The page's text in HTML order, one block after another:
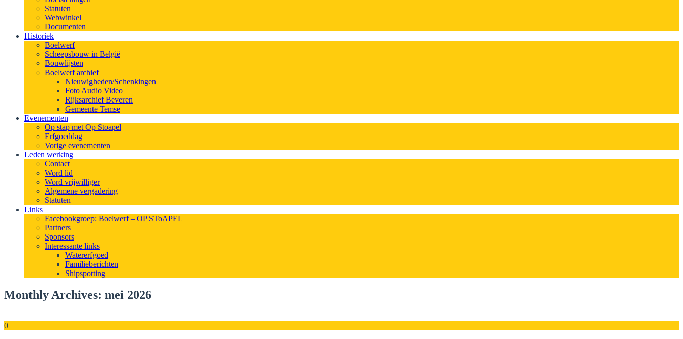
Statuten
Webwinkel
Documenten
Historiek
Boelwerf
Scheepsbouw in België
Bouwlijsten
Boelwerf archief
Nieuwigheden/Schenkingen
Foto Audio Video
Rijksarchief Beveren
Gemeente Temse
Evenementen
Op stap met Op Stoapel
Erfgoeddag
Vorige evenementen
Leden werking
Contact
Word lid
Word vrijwilliger
Algemene vergadering
Statuten
Links
Facebookgroep: Boelwerf – OP SToAPEL
Partners
Sponsors
Interessante links
Watererfgoed
Familieberichten
Shipspotting
Monthly Archives: mei 2026
0